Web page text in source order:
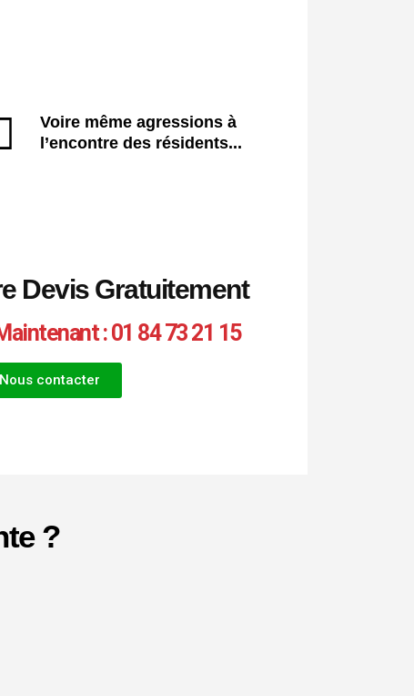
Voire même agressions à
l’encontre des résidents...
Devis Gratuitement
: 01 84 73 21 15
Nous contacter
?